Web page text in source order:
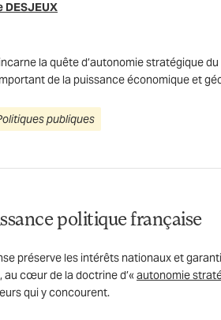
DESJEUX
la quête d’autonomie stratégique
de la puissance économique et
publiques
politique française
préserve les intérêts nationaux et
au cœur de la doctrine d’«autonomie
qui y concourent.